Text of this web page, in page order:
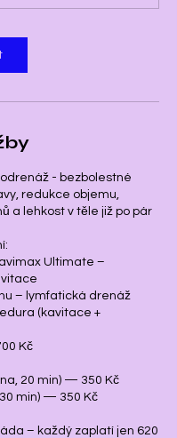
n
- bezbolestné
redukce objemu,
a lehkost v těle již po pár
Ultimate –
– lymfatická drenáž
(kavitace +
Kč
20 min) — 350 Kč
min) — 350 Kč
– každý zaplatí jen 620